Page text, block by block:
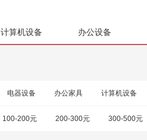
计算机设备 办公设备
电器设备 办公家具 计算机设备
100-200元 200-300元 300-500元